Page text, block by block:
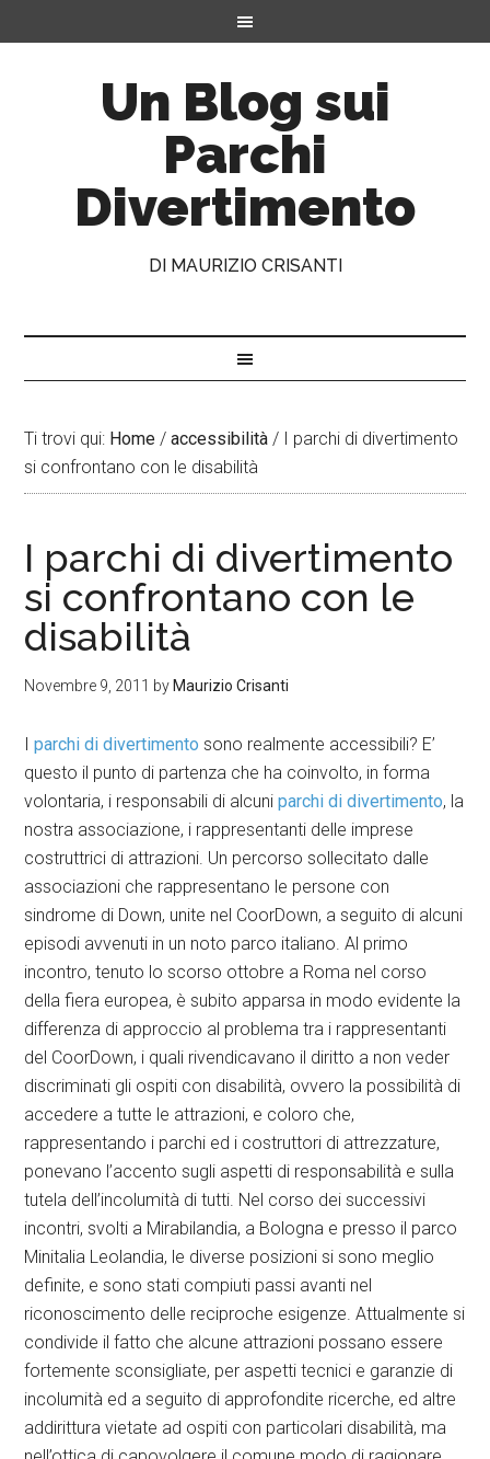
Un Blog sui
Parchi
Divertimento
DI MAURIZIO CRISANTI
Ti trovi qui: Home / accessibilità / I parchi di divertimento
si confrontano con le disabilità
I parchi di divertimento
si confrontano con le
disabilità
Novembre 9, 2011 by Maurizio Crisanti
Iparchi di divertimento sono realmente accessibili? E’
questo il punto di partenza che ha coinvolto, in forma
volontaria, i responsabili di alcuniparchi di divertimento, la
nostra associazione, i rappresentanti delle imprese
costruttrici di attrazioni. Un percorso sollecitato dalle
associazioni che rappresentano le persone con
sindrome di Down, unite nel CoorDown, a seguito di alcuni
episodi avvenuti in un noto parco italiano. Al primo
incontro, tenuto lo scorso ottobre a Roma nel corso
della fiera europea, è subito apparsa in modo evidente la
differenza di approccio al problema tra i rappresentanti
del CoorDown, i quali rivendicavano il diritto a non veder
discriminati gli ospiti con disabilità, ovvero la possibilità di
accedere a tutte le attrazioni, e coloro che,
rappresentando i parchi ed i costruttori di attrezzature,
ponevano l’accento sugli aspetti di responsabilità e sulla
tutela dell’incolumità di tutti. Nel corso dei successivi
incontri, svolti a Mirabilandia, a Bologna e presso il parco
Minitalia Leolandia, le diverse posizioni si sono meglio
definite, e sono stati compiuti passi avanti nel
riconoscimento delle reciproche esigenze. Attualmente si
condivide il fatto che alcune attrazioni possano essere
fortemente sconsigliate, per aspetti tecnici e garanzie di
incolumità ed a seguito di approfondite ricerche, ed altre
addirittura vietate ad ospiti con particolari disabilità, ma